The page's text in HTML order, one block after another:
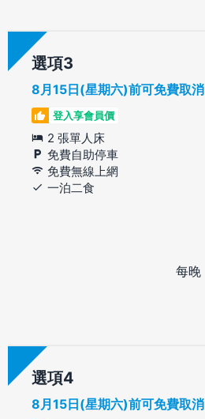
選項
8月15日(星期六)前可免費取消
登入享會員價
2 張單人床
免費自助停車
免費無線上網
一泊二食
每晚
選項
8月15日(星期六)前可免費取消